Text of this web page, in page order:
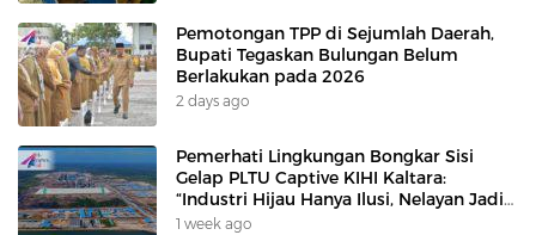
Pemotongan TPP di Sejumlah Daerah,
Bupati Tegaskan Bulungan Belum
Berlakukan pada 2026
2 days ago
Pemerhati Lingkungan Bongkar Sisi
Gelap PLTU Captive KIHI Kaltara:
“Industri Hijau Hanya Ilusi, Nelayan Jadi
Korban”
1 week ago